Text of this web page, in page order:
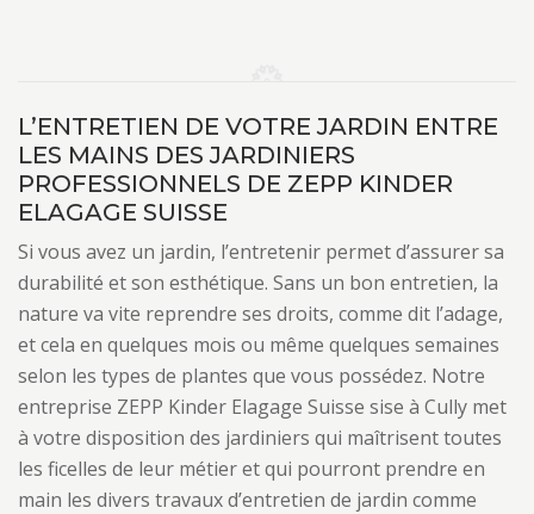
L’ENTRETIEN DE VOTRE JARDIN ENTRE
LES MAINS DES JARDINIERS
PROFESSIONNELS DE ZEPP KINDER
ELAGAGE SUISSE
Si vous avez un jardin, l’entretenir permet d’assurer sa
durabilité et son esthétique. Sans un bon entretien, la
nature va vite reprendre ses droits, comme dit l’adage,
et cela en quelques mois ou même quelques semaines
selon les types de plantes que vous possédez. Notre
entreprise ZEPP Kinder Elagage Suisse sise à Cully met
à votre disposition des jardiniers qui maîtrisent toutes
les ficelles de leur métier et qui pourront prendre en
main les divers travaux d’entretien de jardin comme